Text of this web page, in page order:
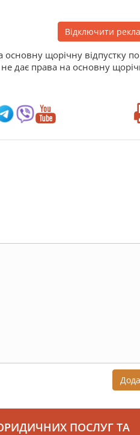
Відключити
основну щорічну відпустку по
не дає права на основну
ПОСЛУГ ТА